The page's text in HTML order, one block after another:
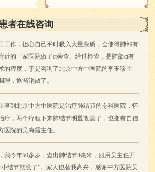
者在线咨询
工作，担心自己平时吸入大量杂质，会使得肺部有
近的一家医院做了ct检查。经过检查，是肺部ct有
的程度，于是咨询了北京中方中医院的李玉珍主
，逐渐消散了。
查到北京中方中医院是治疗肺结节的专科医院，怀
疗，两个疗程下来肺结节明显改善了，也变有自信
院的吴海霞主任。
我今年50多岁，查出肺结节4毫米，服用吴主任开
结节就没了”。家人也替我高兴，感谢中方医院吴